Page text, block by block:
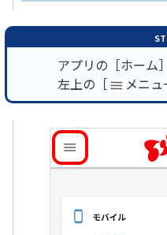
アプリの［ホーム
左上の［
メニュ